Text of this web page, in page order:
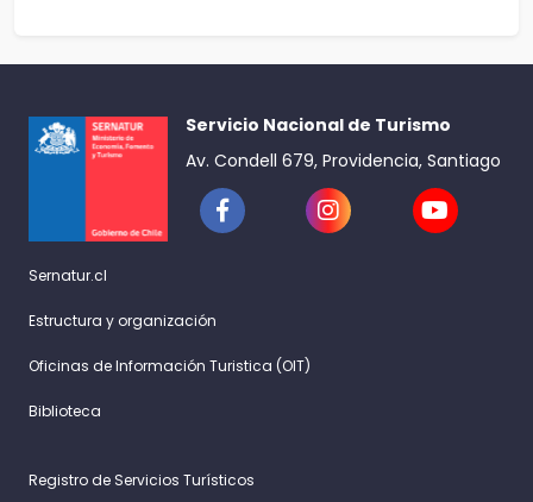
Servicio Nacional de Turismo
Av. Condell 679, Providencia, Santiago
Sernatur.cl
Estructura y organización
Oficinas de Información Turistica (OIT)
Biblioteca
Registro de Servicios Turísticos